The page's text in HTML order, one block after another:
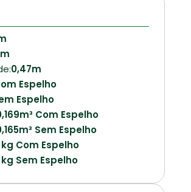
0,47m
Espelho
Espelho
Com Espelho
Sem Espelho
Com Espelho
Sem Espelho